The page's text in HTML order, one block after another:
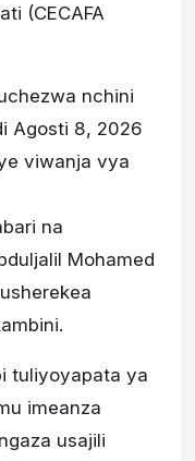
(CECAFA
nchini
Agosti 8, 2026
viwanja vya
na
Mohamed
tuliyoyapata ya
imeanza
usajili